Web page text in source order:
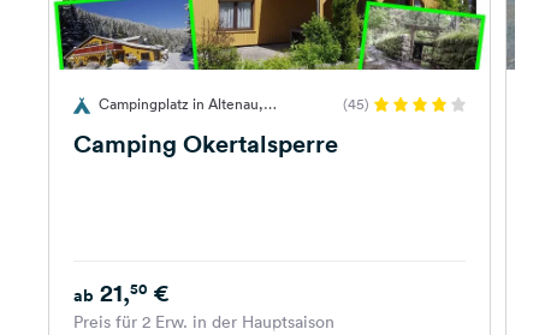
(45)
Camping Okertalsperre
ab 21,50 €
Preis für 2 Erw. in der Hauptsaison